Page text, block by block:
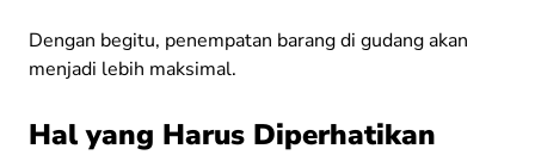
Dengan begitu, penempatan barang di gudang akan
menjadi lebih maksimal.
Hal yang Harus Diperhatikan